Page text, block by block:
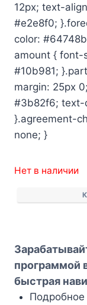
12px; text-
#e2e8f0;
color:
amount { font-
#10b981;
margin: 25px
#3b82f6; text-
}.agreement-
none; }
Нет в наличии
программой
быстрая